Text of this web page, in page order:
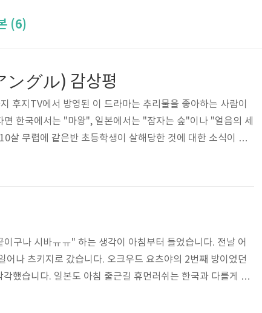
(6)
ングル) 감상평
후지TV에서 방영된 이 드라마는 추리물을 좋아하는 사람이
한국에서는 "마왕", 일본에서는 "잠자는 숲"이나 "얼음의 세
살 무렵에 같은반 초등학생이 살해당한 것에 대한 소식이 들
사가 지지부진한 끝에, 결국 공소시효인 15년이 지나버린다.
구나 시바ㅠㅠ" 하는 생각이 아침부터 들었습니다. 전날 어
나 츠키지로 갔습니다. 오크우드 요츠야의 2번째 방이었던
했습니다. 일본도 아침 출근길 휴먼러쉬는 한국과 다를게 없
그려진 버스가 많다는 겁니다. 뭐라고 써있는진 물론 모름.